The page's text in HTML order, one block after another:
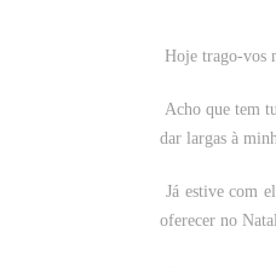
Hoje trago-vos
Acho que tem
dar largas à
Já estive com
oferecer no